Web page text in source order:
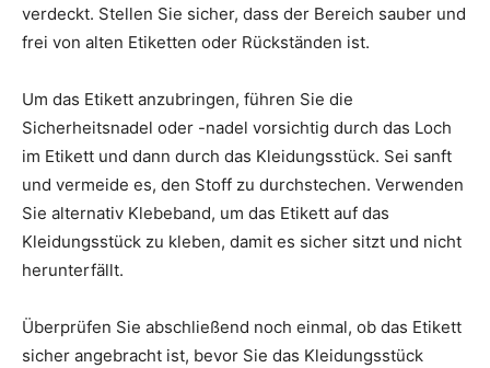
verdeckt. Stellen Sie sicher, dass der Bereich sauber und
frei von alten Etiketten oder Rückständen ist.
Um das Etikett anzubringen, führen Sie die
Sicherheitsnadel oder -nadel vorsichtig durch das Loch
im Etikett und dann durch das Kleidungsstück. Sei sanft
und vermeide es, den Stoff zu durchstechen. Verwenden
Sie alternativ Klebeband, um das Etikett auf das
Kleidungsstück zu kleben, damit es sicher sitzt und nicht
herunterfällt.
Überprüfen Sie abschließend noch einmal, ob das Etikett
sicher angebracht ist, bevor Sie das Kleidungsstück